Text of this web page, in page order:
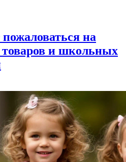
на
товаров и школьных